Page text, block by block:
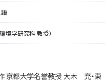
語
境学研究科 教授）
作 京都大学名誉教授 大木 充・東